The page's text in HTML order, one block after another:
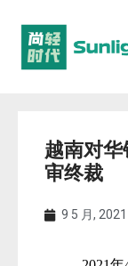
越南对
审终裁
9 5 月, 2021